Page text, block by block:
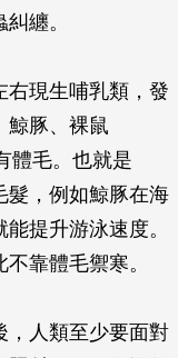
纏。
右現生哺乳類，發
鯨豚、裸鼠
體毛。也就是
髮，例如鯨豚在海
提升游泳速度。
靠體毛禦寒。
，人類至少要面對